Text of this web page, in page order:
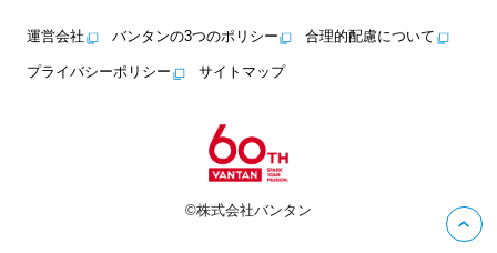
運営会社 バンタンの3つのポリシー 合理的配慮について
プライバシーポリシー サイトマップ
©株式会社バンタン